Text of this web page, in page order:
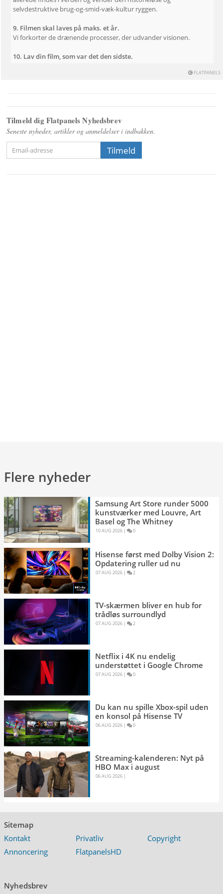
selvdestruktive brug-og-smid-væk-kultur ryggen.
9. Filmen skal laves på maks. et år.
Vi forkorter de drænende processer, der udvander visionen.
10. Lav din film, som var det den sidste.
FLATPANELS
Tilmeld dig Flatpanels Nyhedsbrev
Seneste nyheder, artikler og anmeldelser i indbakken.
Flere nyheder
Samsung Art Store runder 5000
kunstværker med Louvre, Art
Basel og The Whitney
10 AUG 2026 | 0
Hisense først med Dolby Vision 2:
Opdatering ruller ud nu
07 AUG 2026 | 2
TV-skærmen bliver en hub for
trådløs surroundlyd
07 AUG 2026 | 2
Netflix i 4K nu endelig
understøttet i Google Chrome
07 AUG 2026 | 0
Du kan nu spille Xbox-spil uden
en konsol på Hisense TV
06 AUG 2026 | 0
Streaming-kalenderen: Nyt på
HBO Max i august
06 AUG 2026 |
Sitemap
Kontakt
Privatliv
Copyright
Annoncering
FlatpanelsHD
Nyhedsbrev